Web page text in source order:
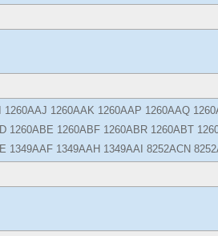
1260AAJ 1260AAK 1260AAP 1260AAQ
1260ABE 1260ABF 1260ABR 1260ABT
1349AAF 1349AAH 1349AAI 8252ACN